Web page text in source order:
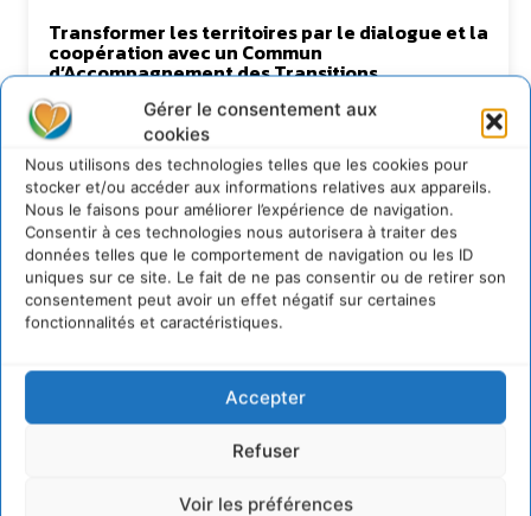
Gérer le consentement aux
cookies
Nous utilisons des technologies telles que les cookies pour
stocker et/ou accéder aux informations relatives aux appareils.
Nous le faisons pour améliorer l’expérience de navigation.
Consentir à ces technologies nous autorisera à traiter des
données telles que le comportement de navigation ou les ID
uniques sur ce site. Le fait de ne pas consentir ou de retirer son
consentement peut avoir un effet négatif sur certaines
fonctionnalités et caractéristiques.
Accepter
Refuser
Voir les préférences
Transformer les territoires par le dialogue et la
coopération avec un Commun
d’Accompagnement des Transitions
7 août 2026
Soutenir un pastoralisme durable en faveur de
socio-écosystèmes résilients
6 août 2026
S’inspirer de l’arbre pour un modèle
économique régénératif du vivant …
5 août 2026
IPBES : le « GIEC de la biodiversité » appelle les
entreprises à devenir des alliées du vivant
Newsletter